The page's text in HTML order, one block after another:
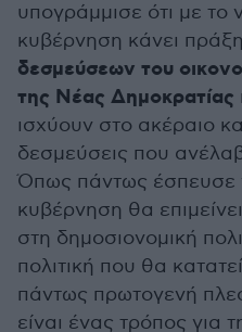
υπογράμμισε ότι με το
κυβέρνηση κάνει
δεσμεύσεων του
της Νέας Δημοκρατίας
ισχύουν στο ακέραιο
δεσμεύσεις που
Όπως πάντως έσπευσε
κυβέρνηση θα
στη δημοσιονομική
πολιτική που θα
πάντως πρωτογενή
είναι ένας τρόπος για